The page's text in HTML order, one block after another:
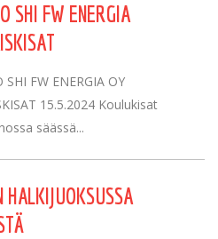
SHI FW ENERGIA
FW ENERGIA OY
15.5.2024 Koulukisat
säässä...
HALKIJUOKSUSSA